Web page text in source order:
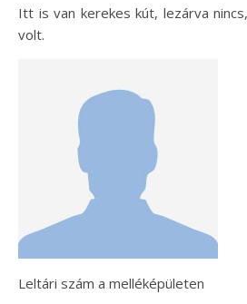
Itt is van kerekes kút, lezárva
volt.
Leltári szám a melléképületen